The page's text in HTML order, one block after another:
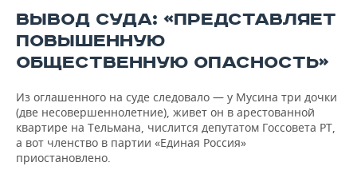
ВЫВОД СУДА: «ПРЕДСТАВЛЯЕТ
ПОВЫШЕННУЮ
ОБЩЕСТВЕННУЮ ОПАСНОСТЬ»
Из оглашенного на суде следовало — у Мусина три дочки
(две несовершеннолетние), живет он в арестованной
квартире на Тельмана, числится депутатом Госсовета РТ,
а вот членство в партии «Единая Россия»
приостановлено.